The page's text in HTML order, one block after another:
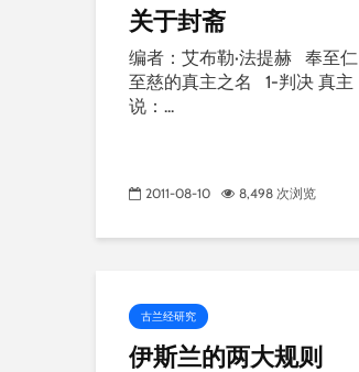
关于封斋
编者：艾布勒·法提赫 奉至仁
至慈的真主之名 1-判决 真主
说：...
2011-08-10 8,498 次浏览
古兰经研究
伊斯兰的两大规则